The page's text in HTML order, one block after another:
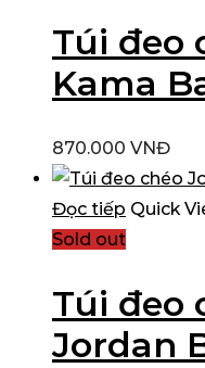
Túi đeo
Kama
870.000 VNĐ
Đọc tiếp Quick
Sold out
Túi đeo
Jordan